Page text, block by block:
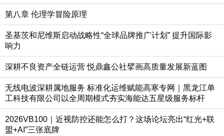
第八章 伦理学冒险原理
圣基茨和尼维斯启动战略性“全球品牌推广计划” 提升国际影
响力
深耕不良资产全链运营 悦鼎鑫公社擘画高质量发展新蓝图
无线电波深耕属地服务 标准化运维赋能高寒专网｜黑龙江单
工科技有限公司以全周期模式夯实海能达五星级服务标杆
2026VB100｜近视防控还能怎么打？这场论坛亮出“红光+联
盟+AI”三张底牌